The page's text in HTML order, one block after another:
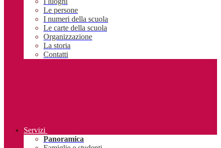
Le persone
I numeri della scuola
Le carte della scuola
Organizzazione
La storia
Contatti
Servizi
Panoramica